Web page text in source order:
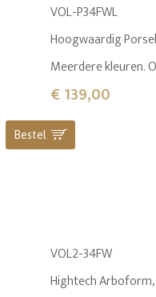
VOL-P34FWL
Hoogwaardig
Meerdere kleuren.
€ 139,00
Bestel
VOL2-34FW
Hightech